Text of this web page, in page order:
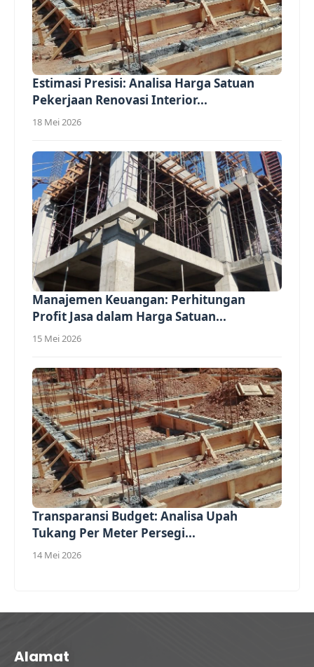
Estimasi Presisi: Analisa Harga Satuan
Pekerjaan Renovasi Interior...
18 Mei 2026
Manajemen Keuangan: Perhitungan
Profit Jasa dalam Harga Satuan...
15 Mei 2026
Transparansi Budget: Analisa Upah
Tukang Per Meter Persegi...
14 Mei 2026
Alamat